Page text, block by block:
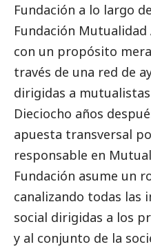
Fundación a lo largo
Fundación Mutualidad
con un propósito
través de una red de
dirigidas a
Dieciocho años
apuesta transversal
responsable en
Fundación asume un
canalizando todas las
social dirigidas a los
y al conjunto de la